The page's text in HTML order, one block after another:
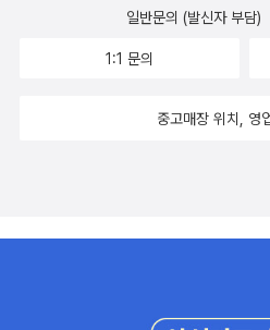
일반문의 (발신자 부담)
1:1 문의
중고매장 위치, 영